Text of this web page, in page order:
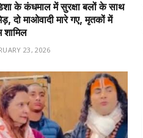
के कंधमाल में सुरक्षा बलों के साथ
दो माओवादी मारे गए, मृतकों में
शामिल
23, 2026